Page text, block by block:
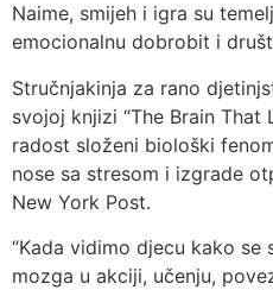
Naime, smijeh i igra su
emocionalnu dobrobit i
Stručnjakinja za rano
svojoj knjizi “The Brain
radost složeni biološki
nose sa stresom i izgrade
New York Post.
“Kada vidimo djecu kako se
mozga u akciji, učenju,